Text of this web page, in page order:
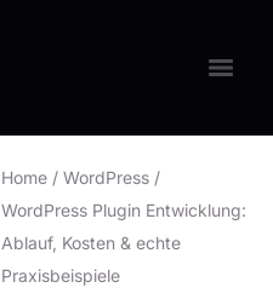
Home / WordPress /
WordPress Plugin Entwicklung:
Ablauf, Kosten & echte
Praxisbeispiele